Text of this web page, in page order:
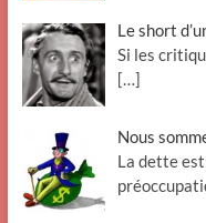
Le short
Si les
[…]
Nous
La dette